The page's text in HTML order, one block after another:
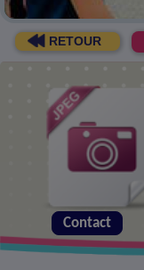
RETOUR
Contact